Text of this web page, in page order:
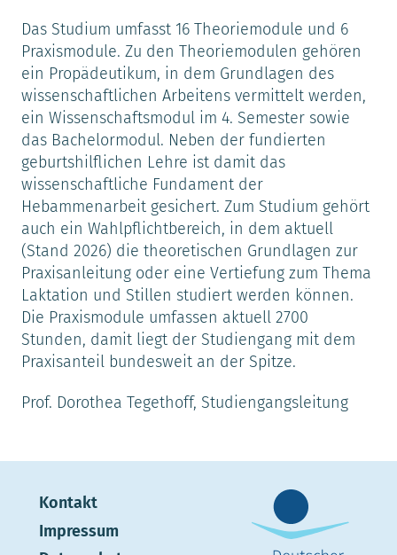
Das Studium umfasst 16 Theoriemodule und 6
Praxismodule. Zu den Theoriemodulen gehören
ein Propädeutikum, in dem Grundlagen des
wissenschaftlichen Arbeitens vermittelt werden,
ein Wissenschaftsmodul im 4. Semester sowie
das Bachelormodul. Neben der fundierten
geburtshilflichen Lehre ist damit das
wissenschaftliche Fundament der
Hebammenarbeit gesichert. Zum Studium gehört
auch ein Wahlpflichtbereich, in dem aktuell
(Stand 2026) die theoretischen Grundlagen zur
Praxisanleitung oder eine Vertiefung zum Thema
Laktation und Stillen studiert werden können.
Die Praxismodule umfassen aktuell 2700
Stunden, damit liegt der Studiengang mit dem
Praxisanteil bundesweit an der Spitze.
Prof. Dorothea Tegethoff, Studiengangsleitung
Kontakt
Impressum